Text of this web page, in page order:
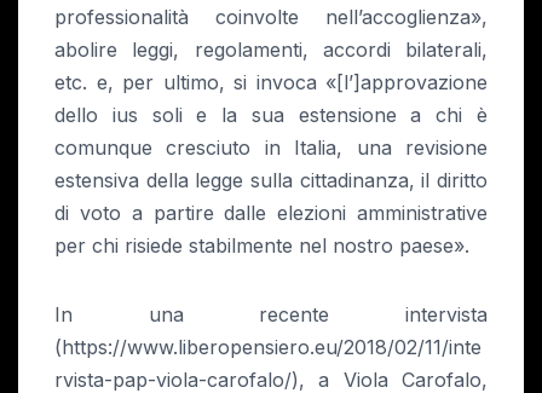
professionalità coinvolte nell’accoglienza»,
abolire leggi, regolamenti, accordi bilaterali,
etc. e, per ultimo, si invoca «[l’]approvazione
dello ius soli e la sua estensione a chi è
comunque cresciuto in Italia, una revisione
estensiva della legge sulla cittadinanza, il diritto
di voto a partire dalle elezioni amministrative
per chi risiede stabilmente nel nostro paese».
In una recente intervista
(https://www.liberopensiero.eu/2018/02/11/inte
rvista-pap-viola-carofalo/), a Viola Carofalo,